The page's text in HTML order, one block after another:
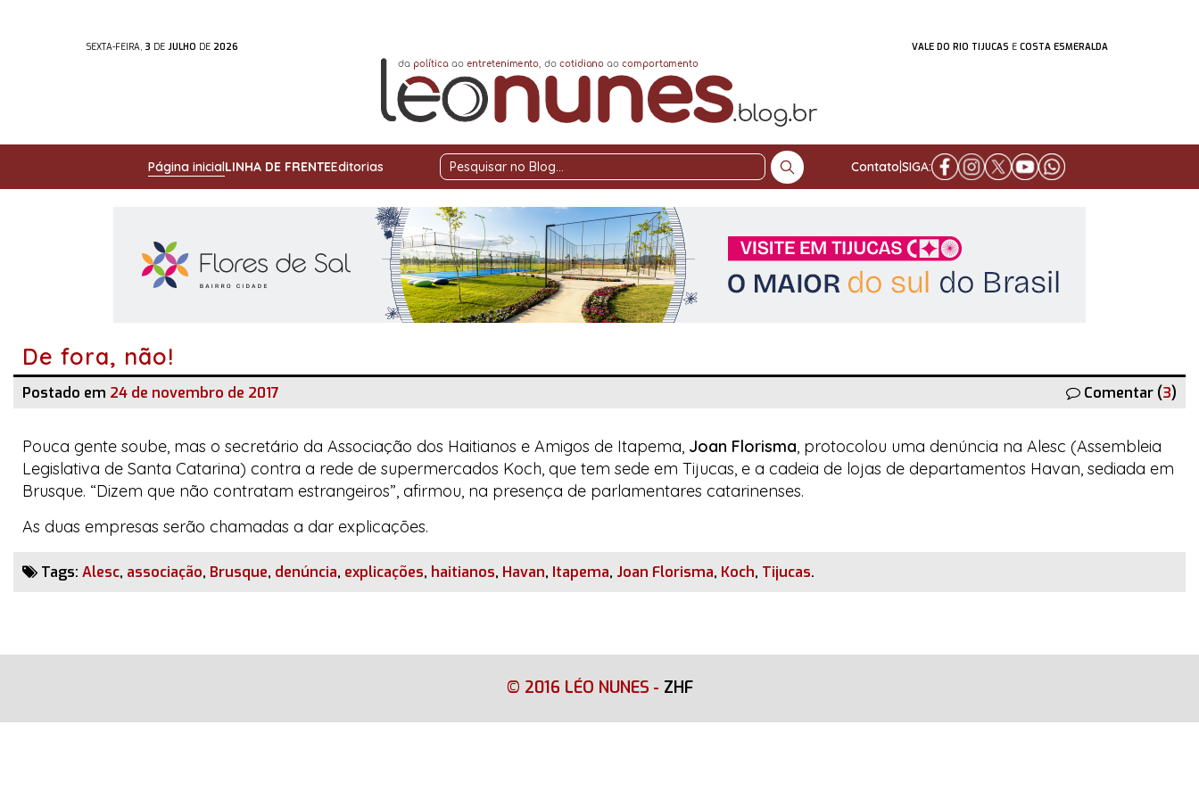
SEXTA-FEIRA, 3 DE JULHO DE 2026 VALE DO RIO TIJUCAS E COSTA ESMERALDA
Página inicialLINHA DE FRENTEEditorias
Pesquisar
Blog
Contato SIGA:
De fora, não!
Postado em 24 de novembro de 2017 Comentar (3)
Pouca gente soube, mas o secretário da Associação dos Haitianos e Amigos de Itapema, Joan Florisma, protocolou uma denúncia na Alesc (Assembleia
Legislativa de Santa Catarina) contra a rede de supermercados Koch, que tem sede em Tijucas, e a cadeia de lojas de departamentos Havan, sediada em
Brusque. “Dizem que não contratam estrangeiros”, afirmou, na presença de parlamentares catarinenses.
As duas empresas serão chamadas a dar explicações.
Tags: Alesc, associação, Brusque, denúncia, explicações, haitianos, Havan, Itapema, Joan Florisma, Koch, Tijucas.
© 2016 LÉO NUNES - ZHF